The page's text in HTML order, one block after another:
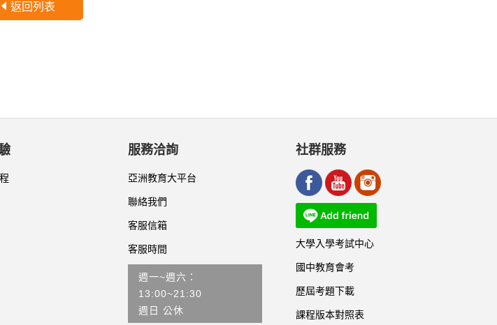
返回列表
服務洽詢
亞洲教育大平台
聯絡我們
客服信箱
客服時間
週一~週六：
13:00~21:30
週日 公休
社群服務
大學入學考試中心
國中教育會考
歷屆考題下載
課程版本對照表